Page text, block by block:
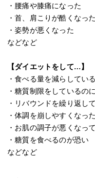
・腰痛や膝痛になった
・首、肩こりが酷くなった
・姿勢が悪くなった
などなど
【ダイエットをして…】
・食べる量を減らしてい
・糖質制限をしているの
・リバウンドを繰り返し
・体調を崩しやすくなった
・お肌の調子が悪くなっ
・糖質を食べるのが恐い
などなど